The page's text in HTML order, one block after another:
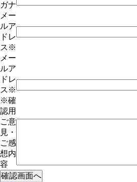
ガナ
メー
ルア
ドレ
ス ※
メー
ルア
ドレ
ス ※
※確
認用
ご意
見・
ご感
想内
容